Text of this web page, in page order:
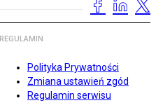
REGULAMIN
Polityka Prywatności
Zmiana ustawień zgód
Regulamin serwisu